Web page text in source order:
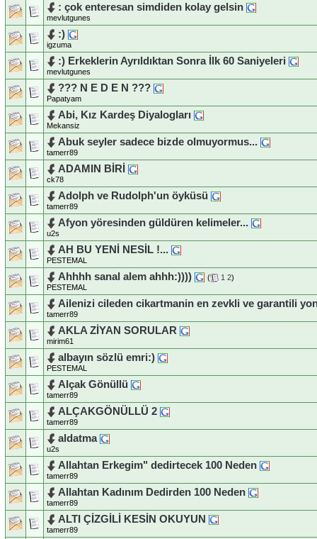
: çok enteresan simdiden kolay gelsin
mevlutgunes
:)
igzuma
:) Erkeklerin Ayrıldıktan Sonra İlk 60 Saniyeleri
mevlutgunes
??? N E D E N ???
Papatyam
Abi, Kız Kardeş Diyalogları
Mekansiz
Abuk seyler sadece bizde olmuyormus...
tamerr89
ADAMIN BİRİ
ck78
Adolph ve Rudolph'un öyküsü
tamerr89
Afyon yöresinden güldüren kelimeler...
u2s
AH BU YENİ NESİL !...
PESTEMAL
Ahhhh sanal alem ahhh:)))) ( 1 2)
PESTEMAL
Ailenizi cileden cikartmanin en zevkli ve garantili
tamerr89
AKLA ZİYAN SORULAR
mirim61
albayın sözlü emri:)
PESTEMAL
Alçak Gönüllü
tamerr89
ALÇAKGÖNÜLLÜ 2
tamerr89
aldatma
u2s
Allahtan Erkegim" dedirtecek 100 Neden
tamerr89
Allahtan Kadınım Dedirden 100 Neden
tamerr89
ALTI ÇİZGİLİ KESİN OKUYUN
tamerr89